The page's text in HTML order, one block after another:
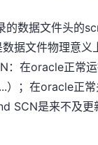
数据文件头的
据文件物理意义
在oracle正常
；在oracle正
SCN是来不及